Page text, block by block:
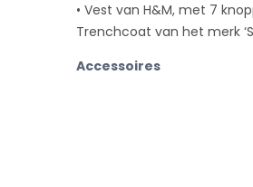
• Vest van H&M, met 7
Trenchcoat van het merk
Accessoires